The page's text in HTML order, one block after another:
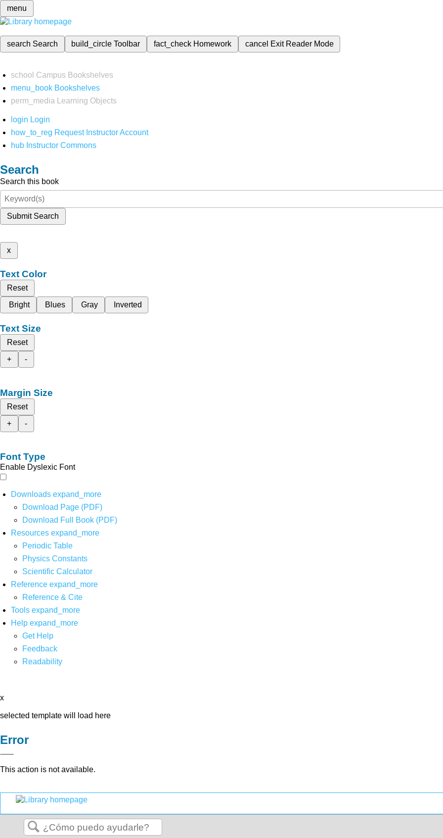
menu
search Search build_circleToolbar fact_check Homework cancel Exit Reader Mode
school Campus Bookshelves
menu_book Bookshelves
perm_media
Learning Objects
login Login
how_to_reg Request Instructor Account
hub Instructor Commons
Search
Search this book
Submit Search
x
Text Color
Reset
Bright
Blues Gray Inverted
Text Size
Reset
+
-
Margin Size
Reset
+
-
Font Type
Enable Dyslexic Font
Downloads expand_more
Download Page (PDF)
Download Full Book (PDF)
Resources expand_more
Periodic Table
Physics Constants
Scientific Calculator
Reference expand_more
Reference & Cite
Tools expand_more
Help expand_more
Get Help
Feedback
Readability
x
selected template will load here
Error
This action is not available.